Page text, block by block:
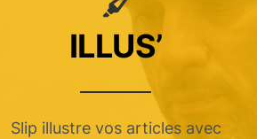
ILLUS’
Slip illustre vos articles avec